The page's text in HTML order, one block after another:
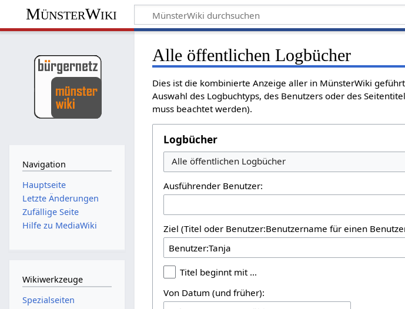
MünsterWiki
Alle öffentlichen Logbücher
Dies ist die kombinierte Anzeige aller in MünsterWiki
Auswahl des Logbuchtyps, des Benutzers oder des
muss beachtet werden).
Logbücher
Alle öffentlichen Logbücher
Ausführender Benutzer:
Ziel (Titel oder Benutzer:Benutzername für einen
Titel beginnt mit …
Von Datum (und früher):
Navigation
Hauptseite
Letzte Änderungen
Zufällige Seite
Hilfe zu MediaWiki
Wikiwerkzeuge
Spezialseiten